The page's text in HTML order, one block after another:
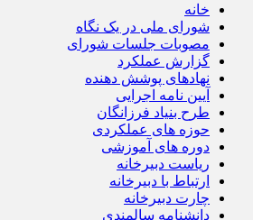
خانه
شورای ملی در یک نگاه
مصوبات جلسات شورای
گزارش عملکرد
نهادهای پوشش دهنده
آیین نامه اجرایی
طرح بنیاد فرزانگان
حوزه های عملکردی
دوره های آموزشی
ریاست دبیرخانه
ارتباط با دبیرخانه
چارت دبیرخانه
دانشنامه سالمندی